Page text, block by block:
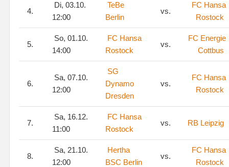
4.
Di, 03.10.
12:00
TeBe
Berlin
vs.
FC Hansa
Rostock
5.
So, 01.10.
14:00
FC Hansa
Rostock
vs.
FC Energie
Cottbus
6.
Sa, 07.10.
12:00
SG
Dynamo
Dresden
vs.
FC Hansa
Rostock
7.
Sa, 16.12.
11:00
FC Hansa
Rostock
vs. RB Leipzig
8.
Sa, 21.10.
12:00
Hertha
BSC Berlin
vs.
FC Hansa
Rostock